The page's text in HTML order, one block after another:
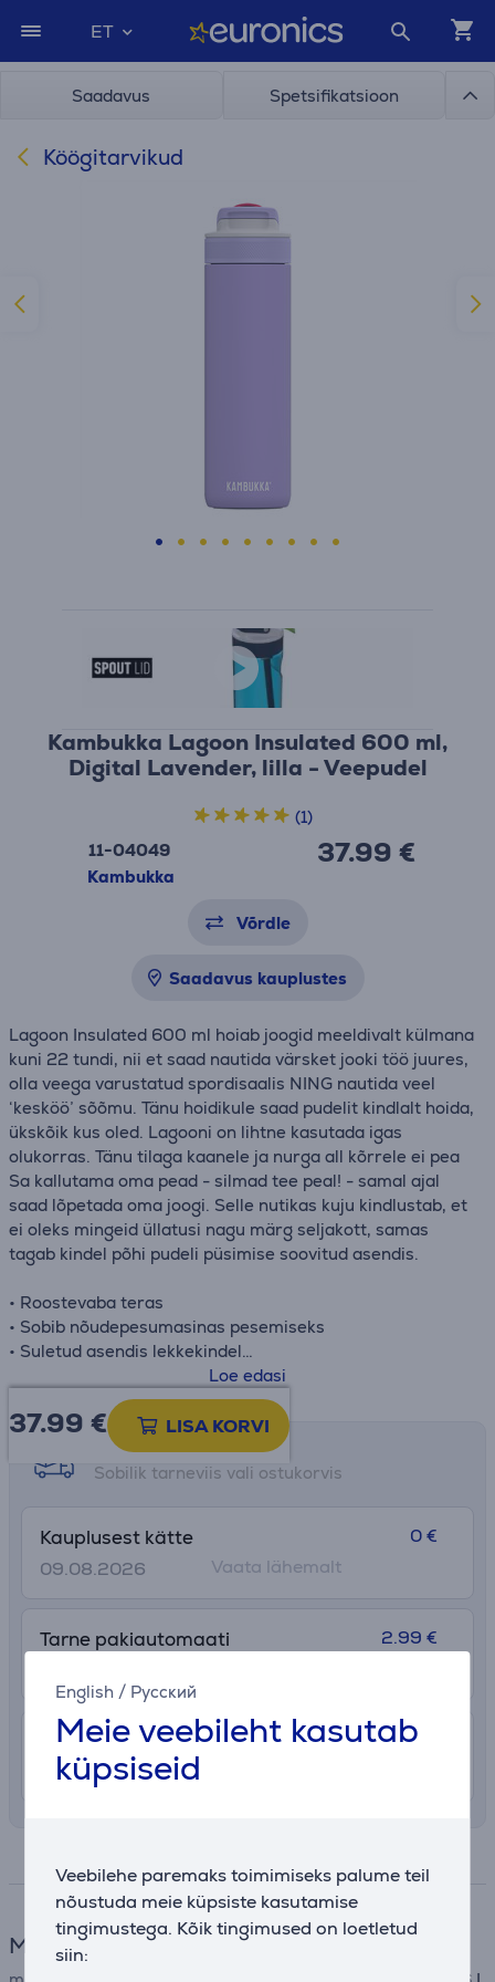
English / Русский
Meie veebileht kasutab
küpsiseid
Veebilehe paremaks toimimiseks palume teil
nõustuda meie küpsiste kasutamise
tingimustega. Kõik tingimused on loetletud
siin:
ET
Saadavus Spetsifikatsioon
Köögitarvikud
Kambukka Lagoon Insulated 600 ml,
Digital Lavender, lilla - Veepudel
11-04049
Kambukka
37.99 €
(1)
Võrdle
Saadavus kauplustes
Lagoon Insulated 600 ml hoiab joogid meeldivalt külmana
kuni 22 tundi, nii et saad nautida värsket jooki töö juures,
olla veega varustatud spordisaalis NING nautida veel
‘kesköö’ sõõmu. Tänu hoidikule saad pudelit kindlalt hoida,
ükskõik kus oled. Lagooni on lihtne kasutada igas
olukorras. Tänu tilaga kaanele ja nurga all kõrrele ei pea
Sa kallutama oma pead - silmad tee peal! - samal ajal
saad lõpetada oma joogi. Selle nutikas kuju kindlustab, et
ei oleks mingeid üllatusi nagu märg seljakott, samas
tagab kindel põhi pudeli püsimise soovitud asendis.
• Roostevaba teras
• Sobib nõudepesumasinas pesemiseks
• Suletud asendis lekkekindel
• Kõrgus: 25,1 cm
• Ø: 7,1 cm
Loe edasi
37.99 € LISA KORVI
Tarne võimalused
Sobilik tarneviis vali ostukorvis
Kauplusest kätte
09.08.2026
0 €
Vaata lähemalt
Tarne pakiautomaati 2.99 €
Transport tuppa
10. - 12. august
7.99 €
Spetsifikatsioon
Mõõtmed